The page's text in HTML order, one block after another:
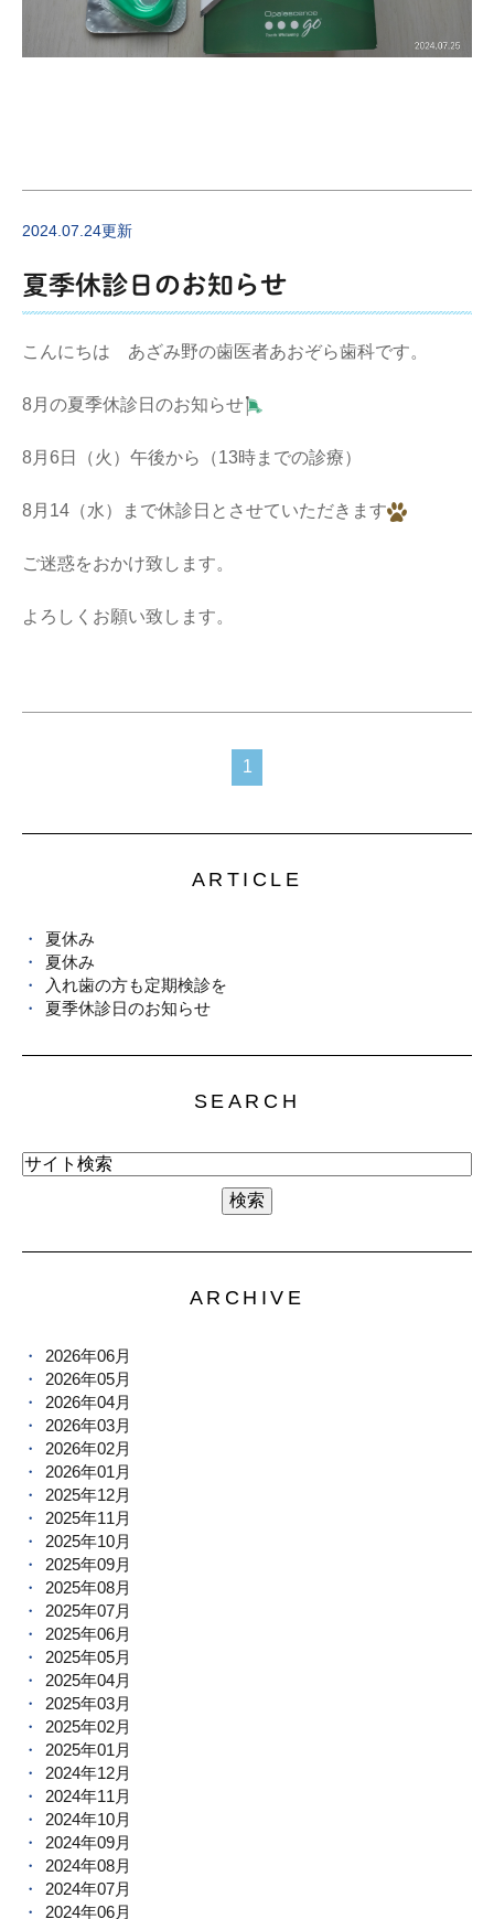
2024.07.24更新
夏季休診日のお知らせ
こんにちは あざみ野の歯医者あおぞら歯科です。
8月の夏季休診日のお知らせ
8月6日（火）午後から（13時までの診療）
8月14（水）まで休診日とさせていただきます
ご迷惑をおかけ致します。
よろしくお願い致します。
1
ARTICLE
夏休み
夏休み
入れ歯の方も定期検診を
夏季休診日のお知らせ
SEARCH
ARCHIVE
2026年06月
2026年05月
2026年04月
2026年03月
2026年02月
2026年01月
2025年12月
2025年11月
2025年10月
2025年09月
2025年08月
2025年07月
2025年06月
2025年05月
2025年04月
2025年03月
2025年02月
2025年01月
2024年12月
2024年11月
2024年10月
2024年09月
2024年08月
2024年07月
2024年06月